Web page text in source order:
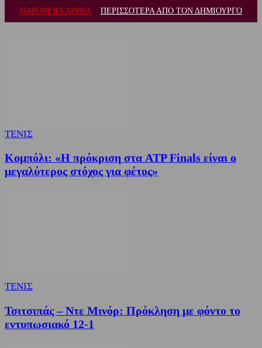
ΠΑΡΟΜΟΙΑ ΑΡΘΡΑ ΠΕΡΙΣΣΟΤΕΡΑ ΑΠΟ ΤΟΝ ΔΗΜΙΟΥΡΓΟ
ΤΕΝΙΣ
Κομπόλι: «Η πρόκριση στα ATP Finals είναι ο
μεγαλύτερος στόχος για φέτος»
ΤΕΝΙΣ
Τσιτσιπάς – Ντε Μινόρ: Πρόκληση με φόντο το
εντυπωσιακό 12-1